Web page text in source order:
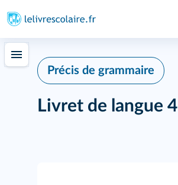
Précis de grammaire
Livret de langue 4